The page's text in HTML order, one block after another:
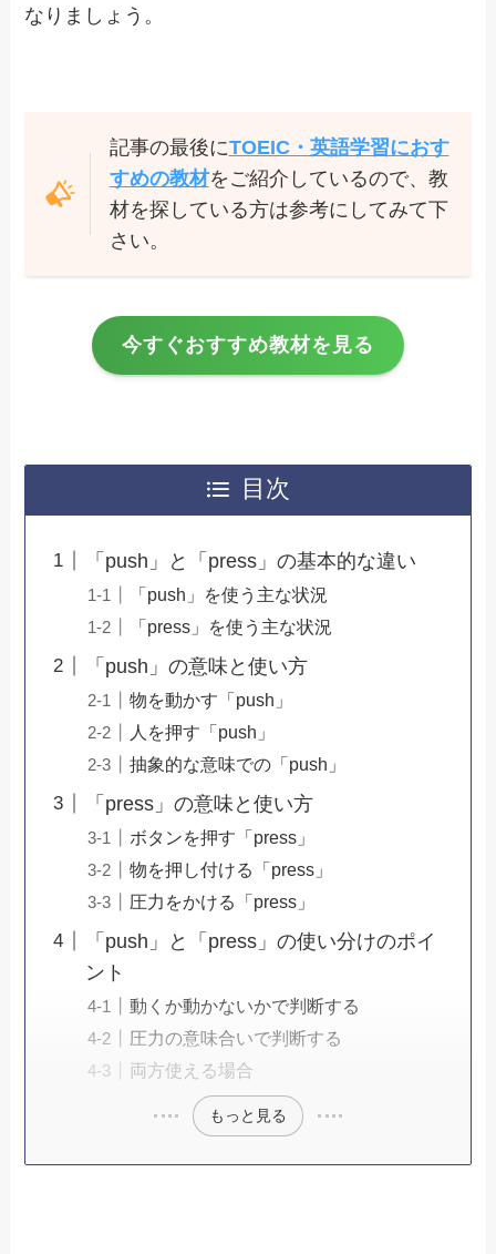
なりましょう。
記事の最後にTOEIC・英語学習におす
すめの教材をご紹介しているので、教
材を探している方は参考にしてみて下
さい。
今すぐおすすめ教材を見る
目次
「push」と「press」の基本的な違い
「push」を使う主な状況
「press」を使う主な状況
「push」の意味と使い方
物を動かす「push」
人を押す「push」
抽象的な意味での「push」
「press」の意味と使い方
ボタンを押す「press」
物を押し付ける「press」
圧力をかける「press」
「push」と「press」の使い分けのポイ
ント
動くか動かないかで判断する
圧力の意味合いで判断する
両方使える場合
もっと見る